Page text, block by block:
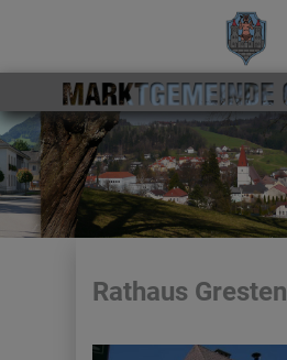
Rathaus Gresten